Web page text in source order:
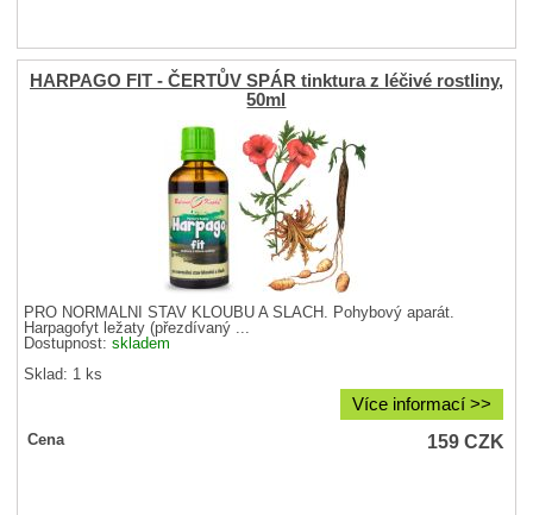
HARPAGO FIT - ČERTŮV SPÁR tinktura z léčivé rostliny,
50ml
PRO NORMÁLNÍ STAV KLOUBŮ A ŠLACH. Pohybový aparát.
Harpagofyt ležaty (přezdívaný ...
Dostupnost:skladem
Sklad: 1 ks
Více informací >>
Cena 159CZK